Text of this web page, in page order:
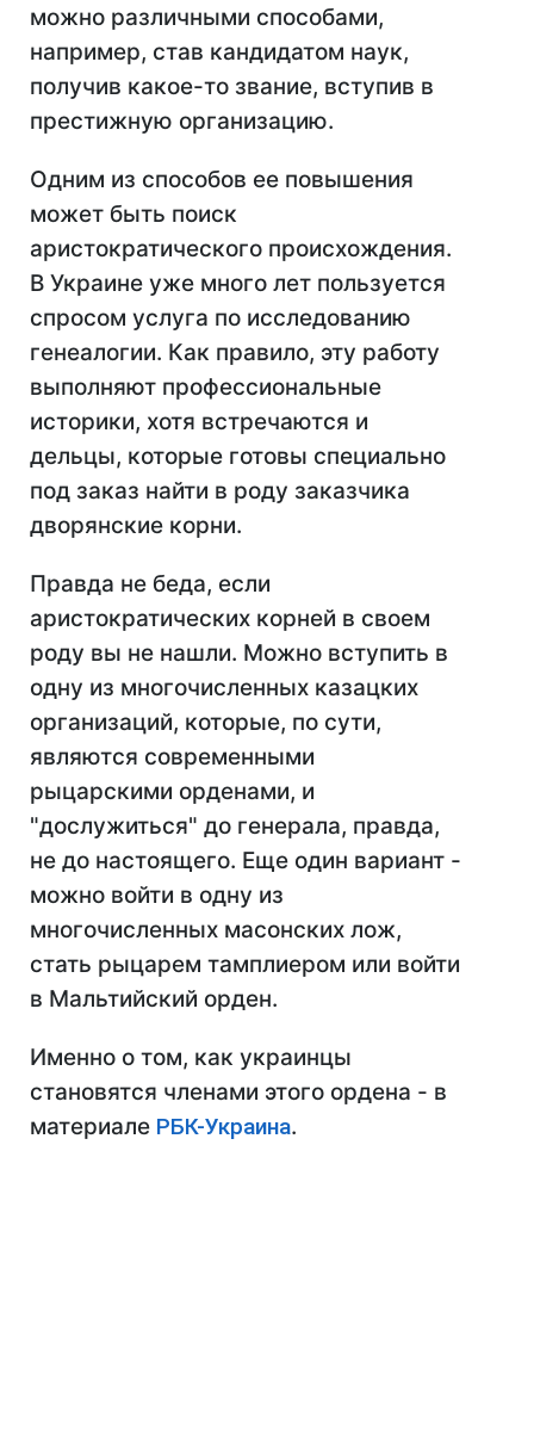
можно различными способами,
например, став кандидатом наук,
получив какое-то звание, вступив в
престижную организацию.
Одним из способов ее повышения
может быть поиск
аристократического происхождения.
В Украине уже много лет пользуется
спросом услуга по исследованию
генеалогии. Как правило, эту работу
выполняют профессиональные
историки, хотя встречаются и
дельцы, которые готовы специально
под заказ найти в роду заказчика
дворянские корни.
Правда не беда, если
аристократических корней в своем
роду вы не нашли. Можно вступить в
одну из многочисленных казацких
организаций, которые, по сути,
являются современными
рыцарскими орденами, и
"дослужиться" до генерала, правда,
не до настоящего. Еще один вариант -
можно войти в одну из
многочисленных масонских лож,
стать рыцарем тамплиером или войти
в Мальтийский орден.
Именно о том, как украинцы
становятся членами этого ордена - в
материале РБК-Украина.